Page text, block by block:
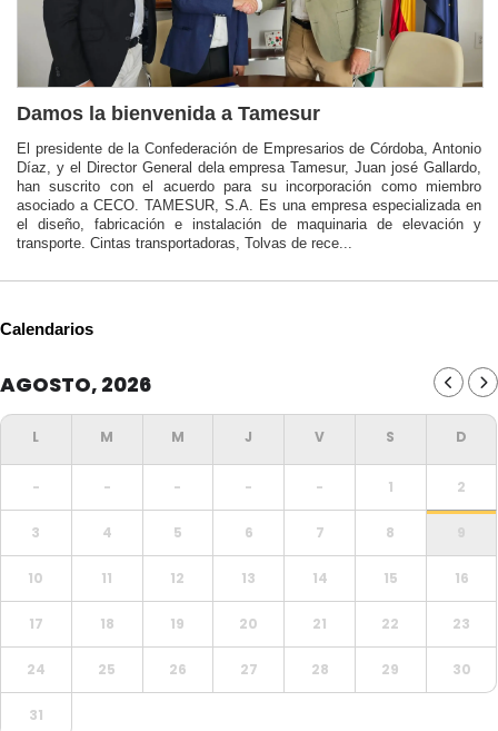
Damos la bienvenida a Tamesur
El presidente de la Confederación de Empresarios de Córdoba, Antonio
Díaz, y el Director General dela empresa Tamesur, Juan josé Gallardo,
han suscrito con el acuerdo para su incorporación como miembro
asociado a CECO. TAMESUR, S.A. Es una empresa especializada en
el diseño, fabricación e instalación de maquinaria de elevación y
transporte. Cintas transportadoras, Tolvas de rece...
Calendarios
AGOSTO, 2026
- - - - - 1 2
3 4 5 6 7 8 9
10 11 12 13 14 15 16
17 18 19 20 21 22 23
24 25 26 27 28 29 30
31